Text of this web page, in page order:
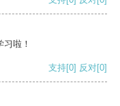
啦！
支持[0] 反对[0]